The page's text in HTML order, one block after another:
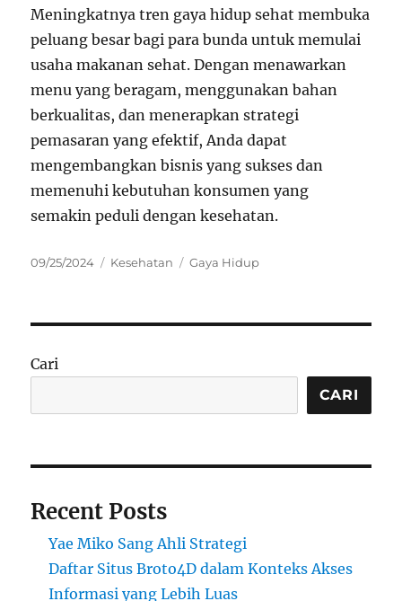
Meningkatnya tren gaya hidup sehat membuka
peluang besar bagi para bunda untuk memulai
usaha makanan sehat. Dengan menawarkan
menu yang beragam, menggunakan bahan
berkualitas, dan menerapkan strategi
pemasaran yang efektif, Anda dapat
mengembangkan bisnis yang sukses dan
memenuhi kebutuhan konsumen yang
semakin peduli dengan kesehatan.
Posted
09/25/2024 Categories
Kesehatan Tags
Gaya Hidup
Cari
CARI
Recent Posts
Yae Miko Sang Ahli Strategi
Daftar Situs Broto4D dalam Konteks Akses
Informasi yang Lebih Luas